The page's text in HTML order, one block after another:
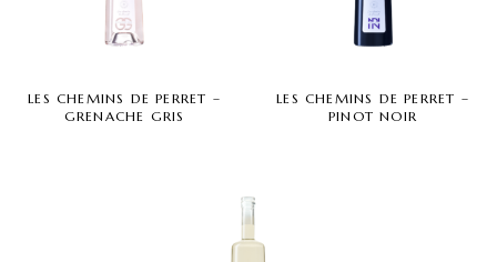
LES CHEMINS DE PERRET –
GRENACHE GRIS
LES CHEMINS DE PERRET –
PINOT NOIR